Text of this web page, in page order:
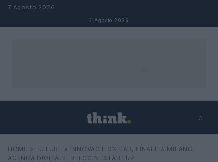
Salta al contenuto
7 Agosto 2026
7 Agosto 2026
⌕
Cerca ⌕
HOME » FUTURE » INNOVACTION LAB, FINALE A MILANO.
AGENDA DIGITALE, BITCOIN, STARTUP